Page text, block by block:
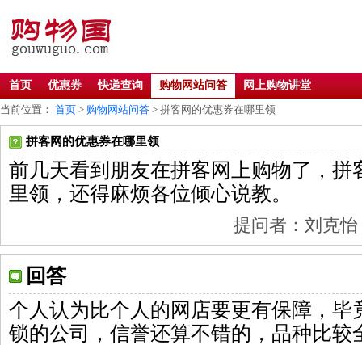
首页 优惠券 快递查询 购物网站问答
网上购物讲堂
当前位置： 首页 > 购物网站问答 > 拼客网的优惠券在哪里领
拼客网的优惠券在哪里领
前几天看到朋友在拼客网上购物了，拼
里领，还得麻烦各位倾心说教。
提问者：刘克
回答
个人认为比个人的网店要更有保障，毕
锁的公司，信誉还算不错的，品种比较